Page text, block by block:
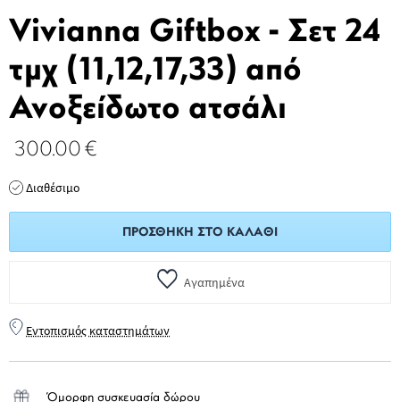
Vivianna Giftbox - Σετ 24
τμχ (11,12,17,33) από
Ανοξείδωτο ατσάλι
300.00 €
Διαθέσιμο
ΠΡΟΣΘΉΚΗ ΣΤΟ ΚΑΛΆΘΙ
Αγαπημένα
Εντοπισμός καταστημάτων
Όμορφη συσκευασία δώρου